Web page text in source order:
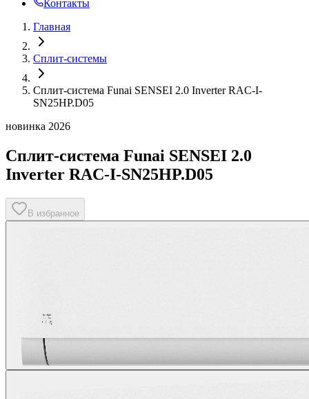
Контакты
Главная
Сплит-системы
Сплит-система Funai SENSEI 2.0 Inverter RAC-I-
SN25HP.D05
новинка 2026
Сплит-система Funai SENSEI 2.0
Inverter RAC-I-SN25HP.D05
В избранное